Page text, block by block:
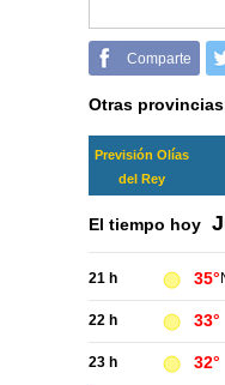
Comparte
Otras
Previsión Olías
del Rey
El tiempo hoy
21 h 35°
22 h 33°
23 h 32°